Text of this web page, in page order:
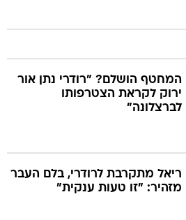
המחטף הושלם? "רודרי נתן אור
ירוק לקראת הצטרפותו
לברצלונה"
ריאל מתקרבת לרודרי, בלם העבר
מזהיר: "זו טעות ענקית"